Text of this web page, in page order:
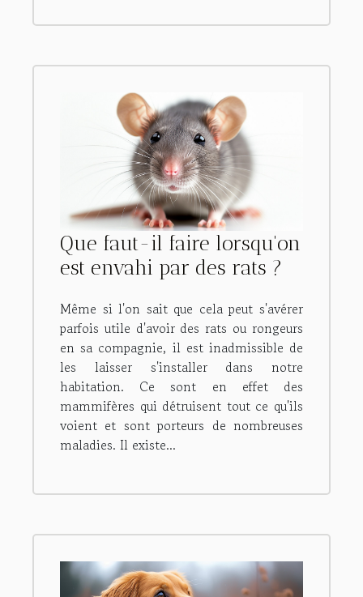
Que faut-il faire lorsqu'on
est envahi par des rats ?
Même si l'on sait que cela peut s'avérer
parfois utile d'avoir des rats ou rongeurs
en sa compagnie, il est inadmissible de
les laisser s'installer dans notre
habitation. Ce sont en effet des
mammifères qui détruisent tout ce qu'ils
voient et sont porteurs de nombreuses
maladies. Il existe...